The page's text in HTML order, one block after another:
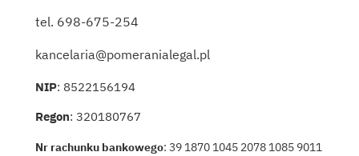
tel. 698-675-254
kancelaria@pomeranialegal.pl
NIP: 8522156194
Regon: 320180767
Nr rachunku bankowego: 39 1870 1045 2078 1085 9011